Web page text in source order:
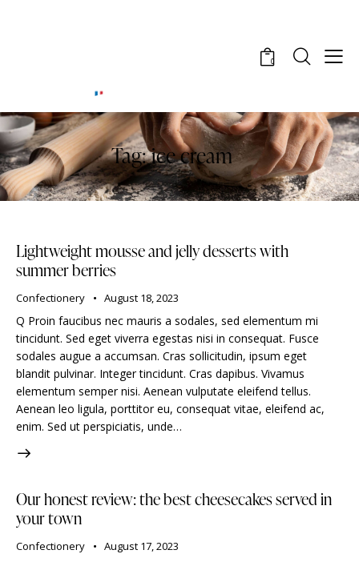
0
Tag: ice cream
Lightweight mousse and jelly desserts with
summer berries
Confectionery August 18, 2023
Q Proin faucibus nec mauris a sodales, sed elementum mi
tincidunt. Sed eget viverra egestas nisi in consequat. Fusce
sodales augue a accumsan. Cras sollicitudin, ipsum eget
blandit pulvinar. Integer tincidunt. Cras dapibus. Vivamus
elementum semper nisi. Aenean vulputate eleifend tellus.
Aenean leo ligula, porttitor eu, consequat vitae, eleifend ac,
enim. Sed ut perspiciatis, unde…
Our honest review: the best cheesecakes served in
your town
Confectionery August 17, 2023